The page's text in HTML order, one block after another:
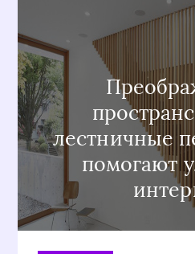
лестничные
помогают